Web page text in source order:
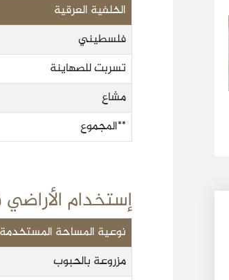
الخلفية العرقية
فلسطيني
تسربت للصهاينة
مشاع
**المجموع
إستخدام
نوعية المساحة المستخدمة
مزروعة بالحبوب